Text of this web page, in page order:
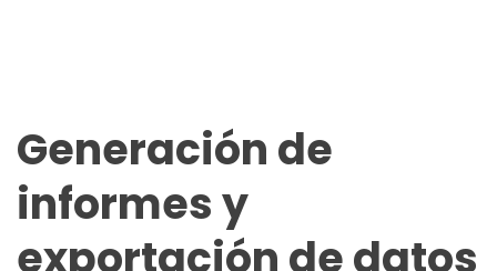
Generación de
informes y
exportación de datos